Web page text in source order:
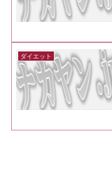
ダイエット